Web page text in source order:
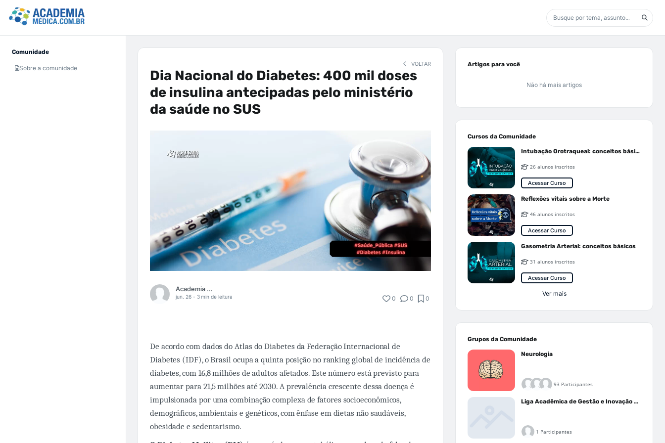
Comunidade
Sobre a comunidade
VOLTAR
Dia Nacional do Diabetes: 400 mil doses
de insulina antecipadas pelo ministério
da saúde no SUS
Academia Médica
jun. 26 - 3 min de leitura 0 0 0
De acordo com dados do Atlas do Diabetes da Federação Internacional de
Diabetes (IDF), o Brasil ocupa a quinta posição no ranking global de incidência de
diabetes, com 16,8 milhões de adultos afetados. Este número está previsto para
aumentar para 21,5 milhões até 2030. A prevalência crescente dessa doença é
impulsionada por uma combinação complexa de fatores socioeconômicos,
demográficos, ambientais e genéticos, com ênfase em dietas não saudáveis,
obesidade e sedentarismo.
Artigos para você
Não há mais artigos
Cursos da Comunidade
Intubação Orotraqueal: conceitos básicos
26 alunos inscritos
Acessar Curso
Reflexões vitais sobre a Morte
46 alunos inscritos
Acessar Curso
Gasometria Arterial: conceitos básicos
31 alunos inscritos
Acessar Curso
Ver mais
Grupos da Comunidade
Neurologia
93 Participantes
Liga Acadêmica de Gestão e Inovação Médica - LAGIM
1 Participantes